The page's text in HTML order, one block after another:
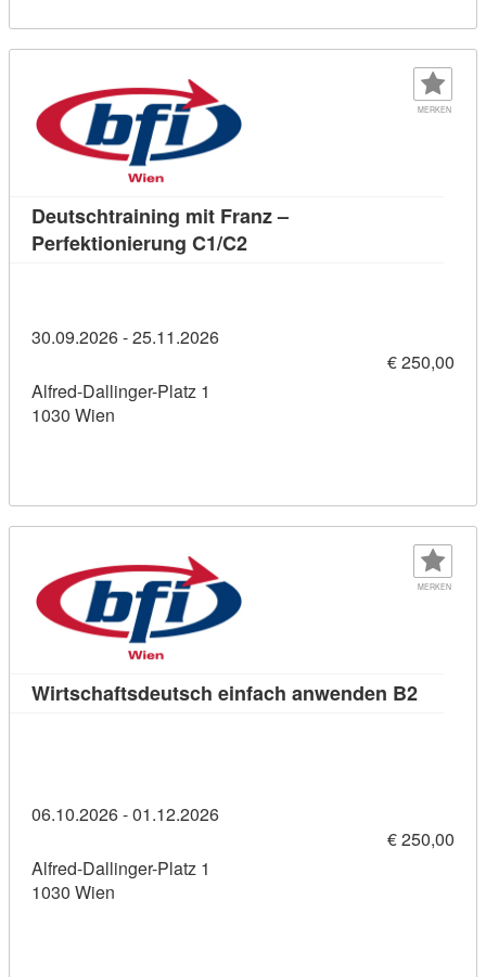
MERKEN
Deutschtraining mit Franz –
Perfektionierung C1/C2Kursdetail: Deutschtraining
30.09.2026 - 25.11.2026
€ 250,00
Alfred-Dallinger-Platz 1
1030 Wien
MERKEN
Wirtschaftsdeutsch einfach anwenden B2
06.10.2026 - 01.12.2026
€ 250,00
Alfred-Dallinger-Platz 1
1030 Wien